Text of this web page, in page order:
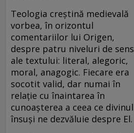
Teologia creştină medievală
vorbea, în orizontul
comentariilor lui Origen,
despre patru niveluri de sens
ale textului: literal, alegoric,
moral, anagogic. Fiecare era
socotit valid, dar numai în
relaţie cu înaintarea în
cunoaşterea a ceea ce divinul
însuşi ne dezvăluie despre El.